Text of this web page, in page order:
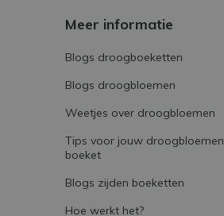
Meer informatie
Blogs droogboeketten
Blogs droogbloemen
Weetjes over droogbloemen
Tips voor jouw droogbloemen
boeket
Blogs zijden boeketten
Hoe werkt het?